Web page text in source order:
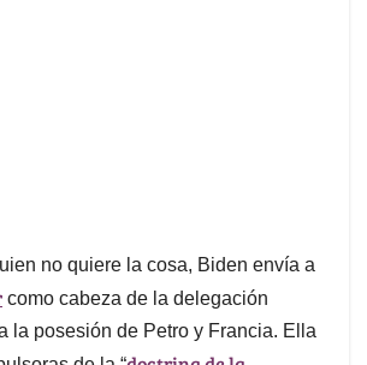
no quiere la cosa, Biden envía a
como cabeza de la delegación
la posesión de Petro y Francia. Ella